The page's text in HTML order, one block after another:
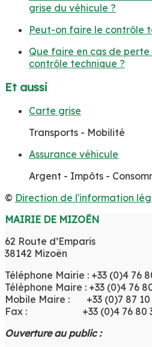
grise du véhicule ?
Peut-on faire le contrôle
Que faire en cas de
contrôle technique ?
Et aussi
Carte grise
Transports - Mobilité
Assurance véhicule
Argent - Impôts -
© Direction de l'information
MAIRIE DE MIZOËN
62 Route d’Emparis
38142 Mizoën
Téléphone Mairie : +33 (0)4 76
Téléphone Maire : +33 (0)4 76
Mobile Maire : +33 (0)7 87 10
Fax : +33 (0)4 76 80
Ouverture au public :